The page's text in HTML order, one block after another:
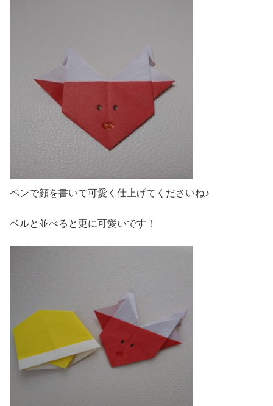
ペンで顔を書いて可愛く仕上げてくださいね♪
ベルと並べると更に可愛いです！